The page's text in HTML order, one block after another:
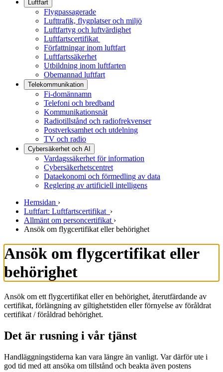
Luftfart
Flygpassagerade
Lufttrafik, flygplatser och miljö
Luftfartyg och luftvärdighet
Luftfartscertifikat
Författningar inom luftfart
Luftfartssäkerhet
Utbildning inom luftfarten
Obemannad luftfart
Telekommunikation
Fi-domännamn
Telefoni och bredband
Kommunikationsnät
Radiotillstånd och radiofrekvenser
Postverksamhet och utdelning
TV och radio
Cybersäkerhet och AI
Vardagssäkerhet för information
Cybersäkerhetscentret
Dataekonomi och förmedling av data
Reglering av artificiell intelligens
Hemsidan ›
Luftfart: Luftfartscertifikat ›
Allmänt om personcertifikat ›
Ansök om flygcertifikat eller behörighet
Ansök om flygcertifikat eller
behörighet
Ansök om ett flygcertifikat eller en behörighet, återutfärdande av
certifikat, förlängning av giltighetstiden eller förnyelse av föråldrat
certifikat / föråldrad behörighet.
Det är rusning i vår tjänst
Handläggningstiderna kan vara längre än vanligt. Var därför ute i
god tid med att ansöka om tillstånd och beakta även postens